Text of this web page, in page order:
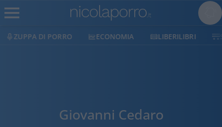
ECONOMIA LIBERILIBRI SHOP SOSTIENICI
Giovanni Cedaro